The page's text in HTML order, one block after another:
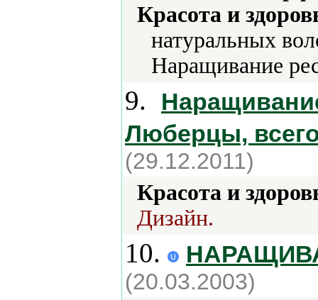
Красота и
натуральных
Наращивание
9.
Люберцы,
(29.12.2011)
Красота и
Дизайн.
10.
(20.03.2003)